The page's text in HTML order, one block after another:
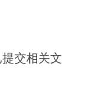
交相关文